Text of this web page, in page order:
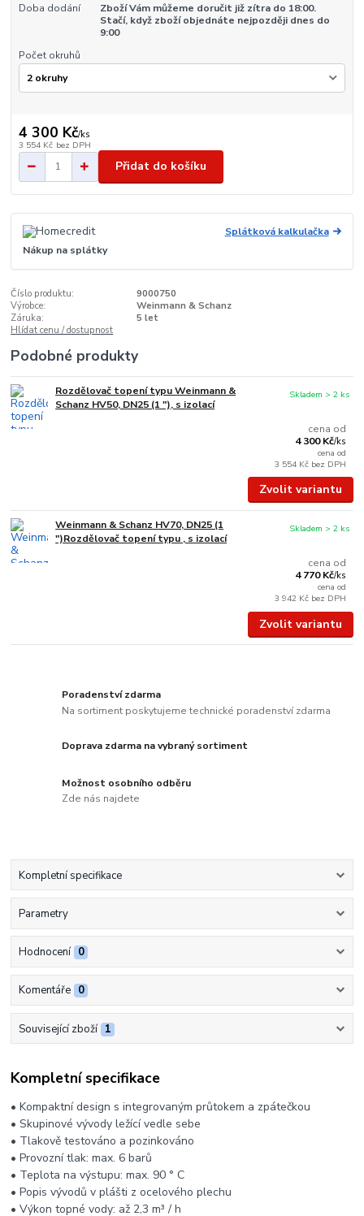
Doba dodání
Zboží Vám můžeme doručit již zítra do 18:00.
Stačí, když zboží objednáte nejpozději dnes do
9:00
Počet okruhů
4 300 Kč/ks
3 554 Kč bez DPH
Přidat do košíku
Splátková kalkulačka
Nákup na splátky
Číslo produktu:
9000750
Výrobce:
Weinmann & Schanz
Záruka:
5 let
Hlídat cenu / dostupnost
Podobné produkty
Rozdělovač topení typu Weinmann &
Schanz HV50, DN25 (1 "), s izolací
cena od
4 300 Kč/ks
cena od
3 554 Kč bez DPH
Skladem > 2 ks
Zvolit variantu
Weinmann & Schanz HV70, DN25 (1
")Rozdělovač topení typu , s izolací
cena od
4 770 Kč/ks
cena od
3 942 Kč bez DPH
Skladem > 2 ks
Zvolit variantu
Poradenství zdarma
Na sortiment poskytujeme technické poradenství zdarma
Doprava zdarma na vybraný sortiment
Možnost osobního odběru
Zde nás najdete
Kompletní specifikace
Parametry
Hodnocení 0
Komentáře 0
Související zboží 1
Kompletní specifikace
• Kompaktní design s integrovaným průtokem a zpátečkou
• Skupinové vývody ležící vedle sebe
• Tlakově testováno a pozinkováno
• Provozní tlak: max. 6 barů
• Teplota na výstupu: max. 90 ° C
• Popis vývodů v plášti z ocelového plechu
• Výkon topné vody: až 2,3 m³ / h